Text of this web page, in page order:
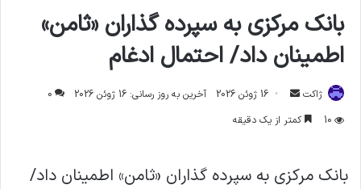
بانک مرکزی به سپرده گذاران «ثامن»
اطمینان داد/ احتمال ادغام
ژاکت
ارسال
ایمیل
16 ژوئن 2026 آخرین به روز رسانی: 16 ژوئن 2026
0
10
کمتر از یک دقیقه
بانک مرکزی به سپرده گذاران «ثامن» اطمینان داد/